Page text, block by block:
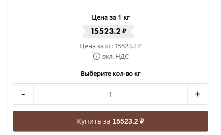
Цена за 1 кг
15523.2 ₽
Цена за кг: 15523.2₽
вкл. НДС
Выберите кол-во кг
- +
Купить за 15523.2 ₽